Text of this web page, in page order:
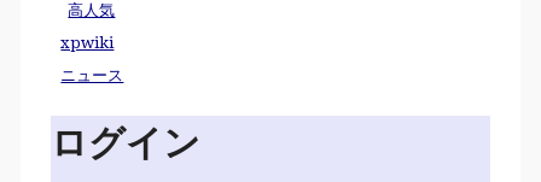
高人気
xpwiki
ニュース
ログイン